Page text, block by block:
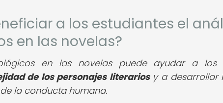
a los estudiantes el
en las novelas?
en las novelas puede ayudar a los
de los personajes literariosy a desarrollar
la conducta humana.